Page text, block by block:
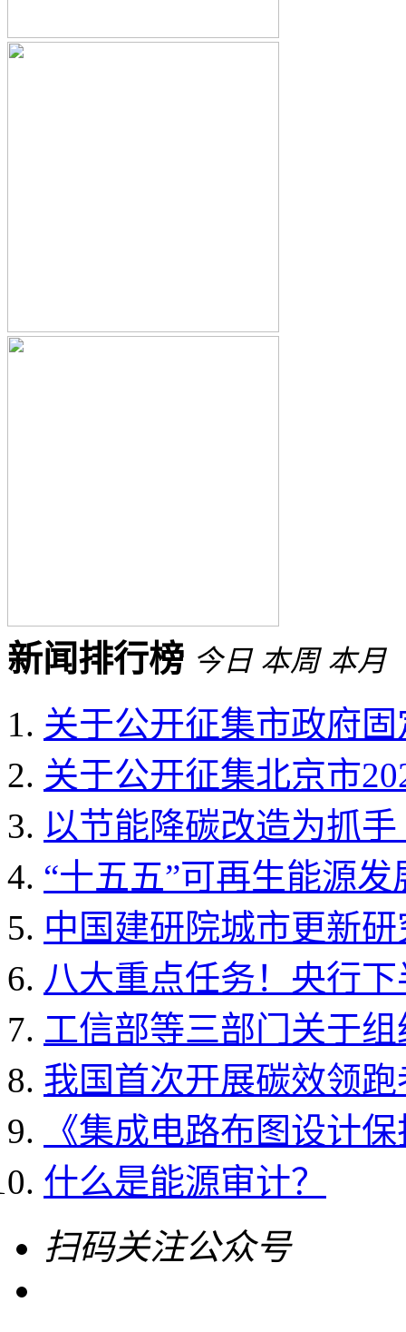
新闻排行榜 今日 本周 本月
关于公开征集市政府
关于公开征集北京市
以节能降碳改造为抓
“十五五”可再生能源
中国建研院城市更新
八大重点任务！央行
工信部等三部门关于
我国首次开展碳效领
《集成电路布图设计
什么是能源审计？
扫码关注公众号